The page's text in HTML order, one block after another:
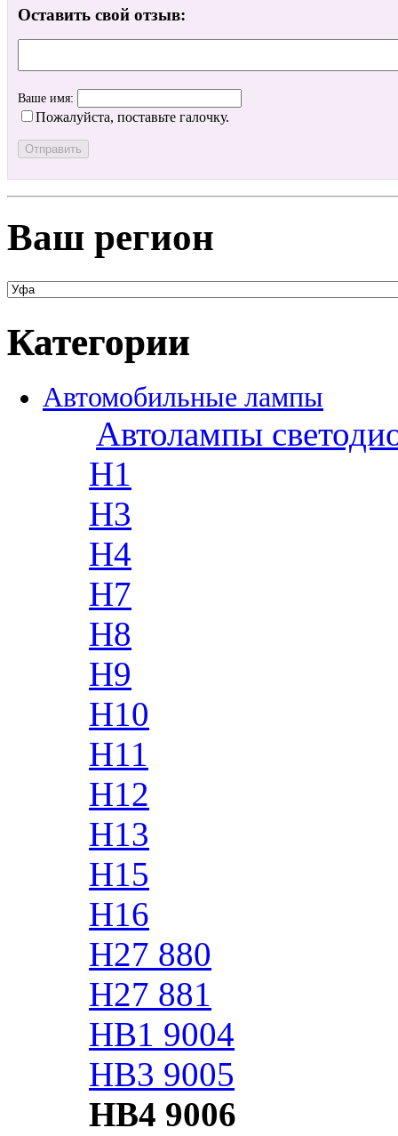
Оставить свой отзыв:
Ваше имя:
Пожалуйста, поставьте галочку.
Ваш регион
Категории
Автомобильные лампы
Автолампы
H1
H3
H4
H7
H8
H9
H10
H11
H12
H13
H15
H16
H27 880
H27 881
HB1 9004
HB3 9005
HB4 9006